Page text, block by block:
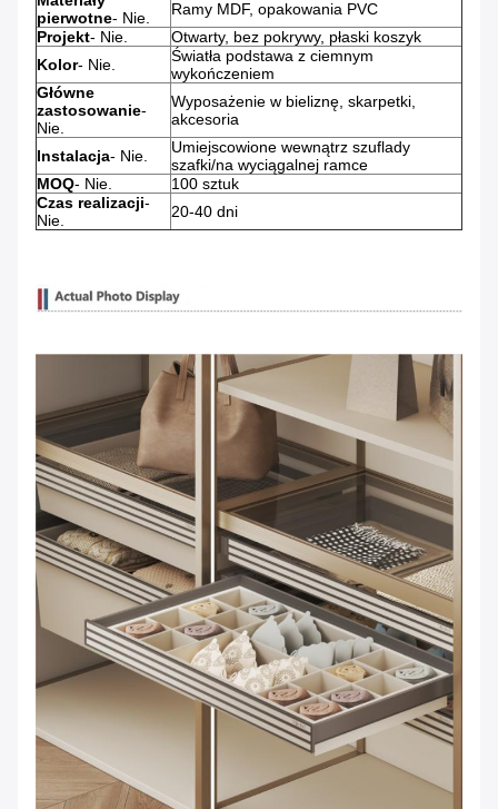
pierwotne- Nie.
Ramy MDF, opakowania PVC
Projekt- Nie.
Otwarty, bez pokrywy, płaski koszyk
Kolor- Nie.
Światła podstawa z ciemnym
wykończeniem
Główne
zastosowanie-
Nie.
Wyposażenie w bieliznę, skarpetki,
akcesoria
Instalacja- Nie.
Umiejscowione wewnątrz szuflady
szafki/na wyciągalnej ramce
MOQ- Nie.
100 sztuk
Czas realizacji-
Nie.
20-40 dni